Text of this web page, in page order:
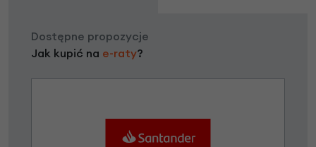
Dostępne propozycje
Jak kupić na e-raty?